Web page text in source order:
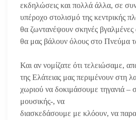
εκδηλώσεις και πολλά άλλα, σε
υπέροχο στολισμό της κεντρικής
θα ζωντανέψουν σκηνές βγαλμένες
θα μας βάλουν όλους στο Πνεύμα
Και αν νομίζατε ότι τελειώσαμε,
της Ελάτειας μας περιμένουν στη
χωριού να δοκιμάσουμε τηγανιά –
μουσικής-, να
διασκεδάσουμε με κλόουν, να